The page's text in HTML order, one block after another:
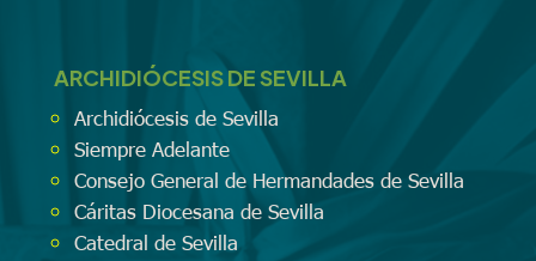
ARCHIDIÓCESIS DE SEVILLA
Archidiócesis de Sevilla
Siempre Adelante
Consejo General de Hermandades de Sevilla
Cáritas Diocesana de Sevilla
Catedral de Sevilla